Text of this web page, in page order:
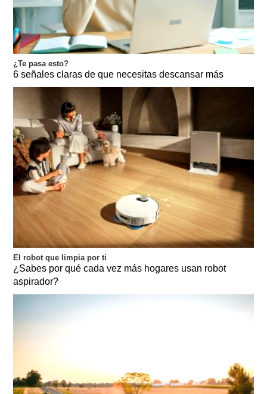
¿Te pasa esto?
6 señales claras de que necesitas descansar más
El robot que limpia por ti
¿Sabes por qué cada vez más hogares usan robot
aspirador?